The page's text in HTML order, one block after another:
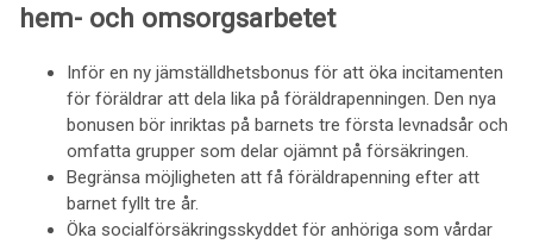
hem- och omsorgsarbetet
Inför en ny jämställdhetsbonus för att öka incitamenten
för föräldrar att dela lika på föräldrapenningen. Den nya
bonusen bör inriktas på barnets tre första levnadsår och
omfatta grupper som delar ojämnt på försäkringen.
Begränsa möjligheten att få föräldrapenning efter att
barnet fyllt tre år.
Öka socialförsäkringsskyddet för anhöriga som vårdar